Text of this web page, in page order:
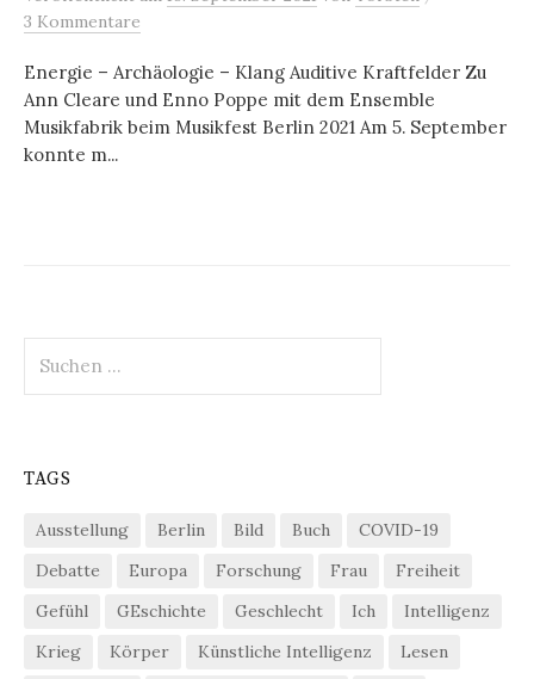
3 Kommentare
Energie – Archäologie – Klang Auditive Kraftfelder Zu
Ann Cleare und Enno Poppe mit dem Ensemble
Musikfabrik beim Musikfest Berlin 2021 Am 5. September
konnte m...
nach:
TAGS
Ausstellung Berlin Bild Buch
COVID-19
Debatte
Europa Forschung Frau
Freiheit
Gefühl
GEschichte Geschlecht Ich
Intelligenz
Krieg
Körper Künstliche Intelligenz
Lesen